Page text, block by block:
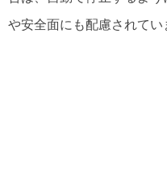
や安全面にも配慮されてい